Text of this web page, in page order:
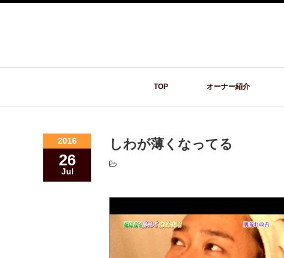
TOP オーナー紹介
2016
26
Jul
しわが薄くなってる